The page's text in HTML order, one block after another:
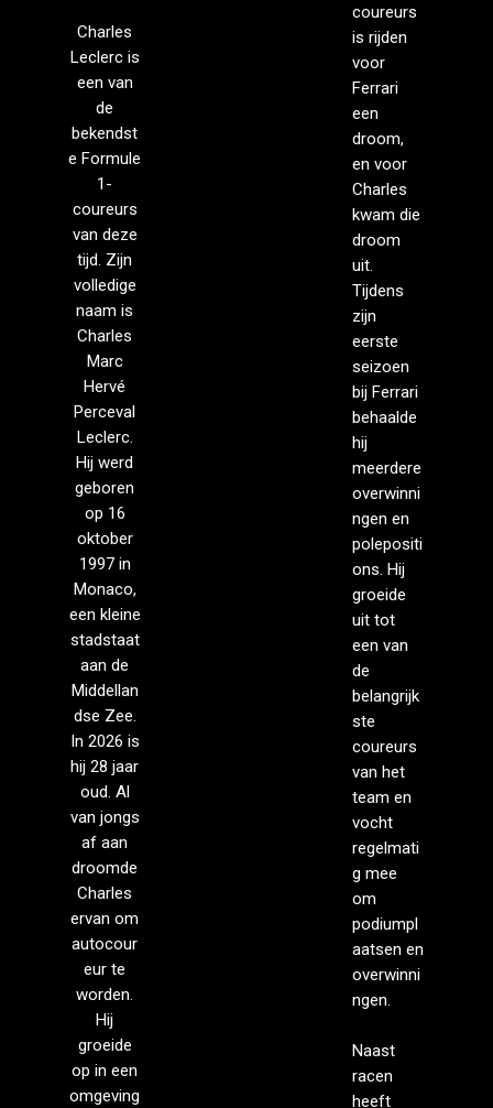
Charles
Leclerc is
een van
de
bekendst
e Formule
1-
coureurs
van deze
tijd. Zijn
volledige
naam is
Charles
Marc
Hervé
Perceval
Leclerc.
Hij werd
geboren
op 16
oktober
1997 in
Monaco,
een kleine
stadstaat
aan de
Middellan
dse Zee.
In 2026 is
hij 28 jaar
oud. Al
van jongs
af aan
droomde
Charles
ervan om
autocour
eur te
worden.
Hij
groeide
op in een
omgeving
coureurs
is rijden
voor
Ferrari
een
droom,
en voor
Charles
kwam die
droom
uit.
Tijdens
zijn
eerste
seizoen
bij Ferrari
behaalde
hij
meerdere
overwinni
ngen en
polepositi
ons. Hij
groeide
uit tot
een van
de
belangrijk
ste
coureurs
van het
team en
vocht
regelmati
g mee
om
podiumpl
aatsen en
overwinni
ngen.
Naast
racen
heeft